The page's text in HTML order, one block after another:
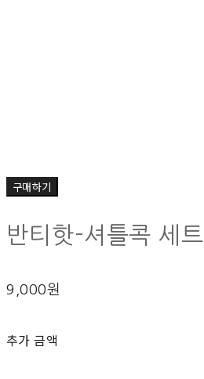
구매하기
반티핫-셔틀콕 세트
9,000원
추가 금액